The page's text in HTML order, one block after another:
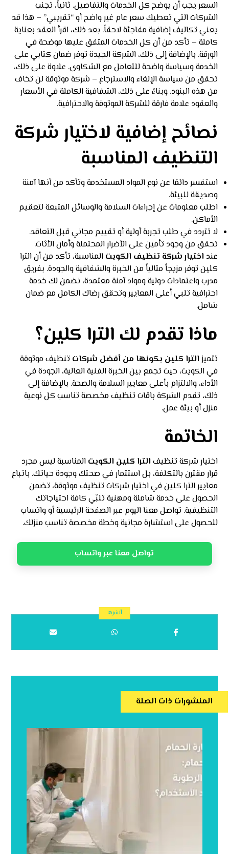
السعر يجب أن يوضح كل الخدمات والتفاصيل. ثانياً، تجنب
الشركات التي تعطيك سعر عام غير واضح أو “تقريبي” – هذا قد
يعني تكاليف إضافية مفاجئة لاحقاً. بعد ذلك، اقرأ العقد بعناية
كاملة – تأكد من أن كل الخدمات المتفق عليها موضحة في
الورقة. بالإضافة إلى ذلك، الشركة الجيدة توفر ضمان كتابي على
الخدمة وسياسة واضحة للتعامل مع الشكاوى. علاوة على ذلك،
تحقق من سياسة الإلغاء والاسترجاع – شركة موثوقة لن تخاف
من هذه البنود. وبناءً على ذلك، الشفافية الكاملة في الأسعار
والعقود علامة فارقة للشركة الموثوقة والاحترافية.
نصائح إضافية لاختيار شركة
التنظيف المناسبة
استفسر دائمًا عن نوع المواد المستخدمة وتأكد من أنها آمنة
وصديقة للبيئة.
اطلب معلومات عن إجراءات السلامة والوسائل المتبعة لتعقيم
الأماكن.
لا تتردد في طلب تجربة أولية أو تقييم مجاني قبل التعاقد.
تحقق من وجود تأمين على الأضرار المحتملة وأمان الأثاث.
عند اختيار شركة تنظيف الكويت المناسبة، تأكد من أن الترا
كلين توفر مزيجاً مثالياً من الخبرة والشفافية والجودة. بفريق
مدرب واعتمادات دولية ومواد آمنة معتمدة، نضمن لك خدمة
احترافية تلبي أعلى المعايير وتحقق رضاك الكامل مع ضمان
شامل.
ماذا تقدم لك الترا كلين؟
تتميز الترا كلين بكونها من أفضل شركات تنظيف موثوقة
في الكويت، حيث تجمع بين الخبرة الفنية العالية، الجودة في
الأداء، والالتزام بأعلى معايير السلامة والصحة. بالإضافة إلى
ذلك، تقدم الشركة باقات تنظيف مخصصة تناسب كل نوعية
منزل أو بيئة عمل.
الخاتمة
اختيار شركة تنظيف الترا كلين الكويت المناسبة ليس مجرد
قرار مقترن بالتكلفة، بل استثمار في صحتك وجودة حياتك. باتباع
معايير الترا كلين في اختيار شركات تنظيف موثوقة، تضمن
الحصول على خدمة شاملة ومهنية تلبّي كافة احتياجاتك
التنظيفية. تواصل معنا اليوم عبر الصفحة الرئيسية أو واتساب
للحصول على استشارة مجانية وخطة مخصصة تناسب منزلك.
تواصل معنا عبر واتساب
المنشورات ذات الصلة